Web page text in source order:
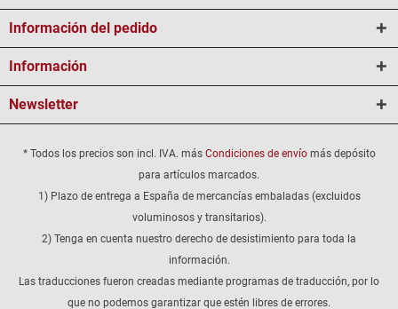
Información del pedido
Información
Newsletter
* Todos los precios son incl. IVA. más Condiciones de envíomás depósito
para artículos marcados.
1) Plazo de entrega a España de mercancías embaladas (excluidos
voluminosos y transitarios).
2) Tenga en cuenta nuestro derecho de desistimiento para toda la
información.
Las traducciones fueron creadas mediante programas de traducción, por lo
que no podemos garantizar que estén libres de errores.